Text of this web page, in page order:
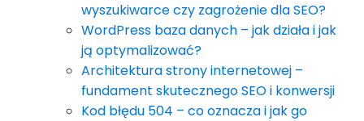
wyszukiwarce czy zagrożenie dla SEO?
WordPress baza danych – jak działa i jak
ją optymalizować?
Architektura strony internetowej –
fundament skutecznego SEO i konwersji
Kod błędu 504 – co oznacza i jak go